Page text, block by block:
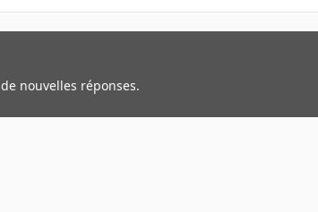
nouvelles réponses.